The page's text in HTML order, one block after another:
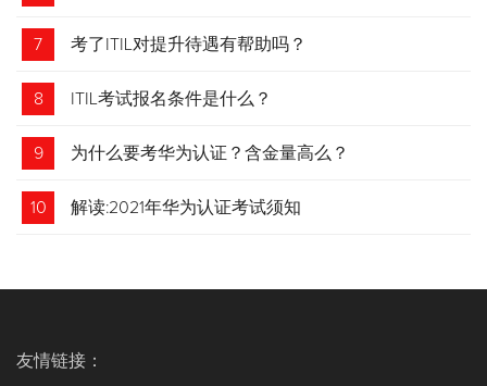
7 考了ITIL对提升待遇有帮助吗？
8 ITIL考试报名条件是什么？
9 为什么要考华为认证？含金量高么？
10 解读:2021年华为认证考试须知
友情链接：